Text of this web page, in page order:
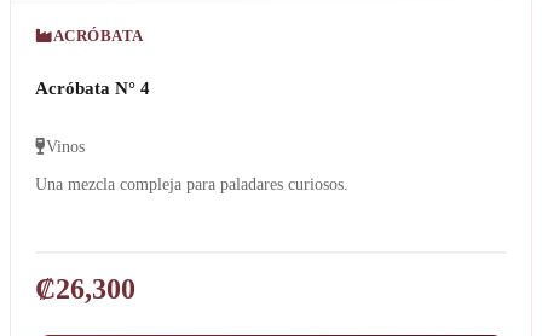
ACRÓBATA
Acróbata N° 4
Vinos
Una mezcla compleja para paladares curiosos.
₡26,300